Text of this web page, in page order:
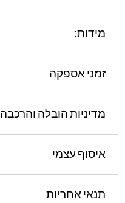
מידות:
זמני אספקה
מדיניות הובלה והרכבה
איסוף עצמי
תנאי אחריות